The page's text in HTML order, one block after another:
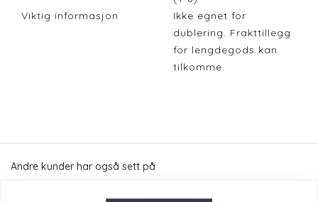
Viktig informasjon
Ikke egnet for
dublering. Frakttillegg
for lengdegods kan
tilkomme.
Andre kunder har også sett på